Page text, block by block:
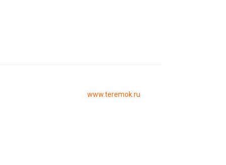
www.teremok.ru